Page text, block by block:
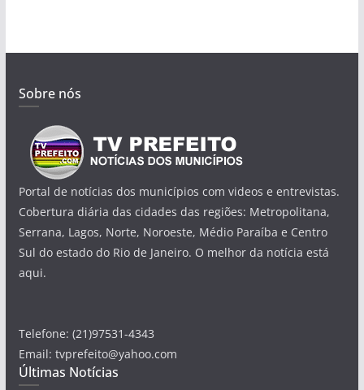
Sobre nós
Portal de notícias dos municípios com videos e entrevistas.
Cobertura diária das cidades das regiões: Metropolitana,
Serrana, Lagos, Norte, Noroeste, Médio Paraíba e Centro
Sul do estado do Rio de Janeiro. O melhor da notícia está
aqui.
Telefone: (21)97531-4343
Email: tvprefeito@yahoo.com
Últimas Notícias